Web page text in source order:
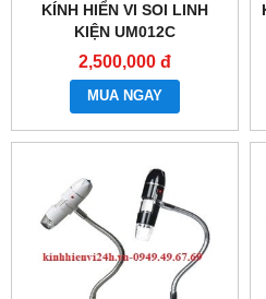
KÍNH HIỂN VI SOI LINH
KIỆN UM012C
2,500,000 đ
MUA NGAY